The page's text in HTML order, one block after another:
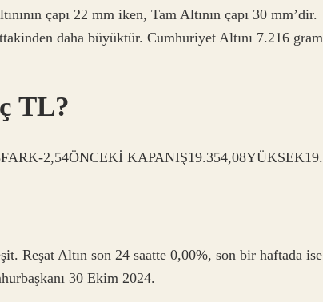
çapı 22 mm iken, Tam Altının çapı 30 mm’dir.
daha büyüktür. Cumhuriyet Altını 7.216 gram
TL?
2,54ÖNCEKİ KAPANIŞ19.354,08YÜKSEK19.
Reşat Altın son 24 saatte 0,00%, son bir haftada ise
30 Ekim 2024.